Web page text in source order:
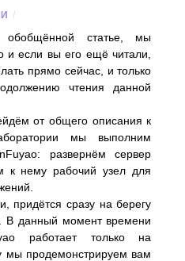
/
обобщённой статье, мы
и если вы его ещё читали,
прямо сейчас, и только
чтения данной
от общего описания к
мы выполним
развернём сервер
к нему рабочий узел для
сразу на берегу
В данный момент времени
работает только на
мы продемонстрируем вам